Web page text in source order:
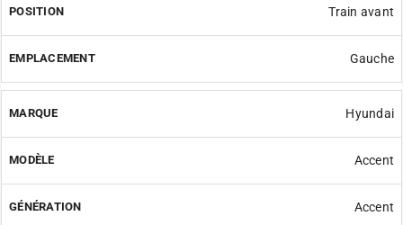
Train avant
Gauche
Hyundai
Accent
Accent